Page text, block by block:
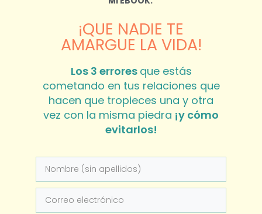
¡QUE NADIE TE
AMARGUE LA VIDA!
Los 3 errores que estás
cometando en tus relaciones que
hacen que tropieces una y otra
vez con la misma piedra ¡y cómo
evitarlos!